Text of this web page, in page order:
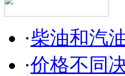
·柴油和汽
·价格不同